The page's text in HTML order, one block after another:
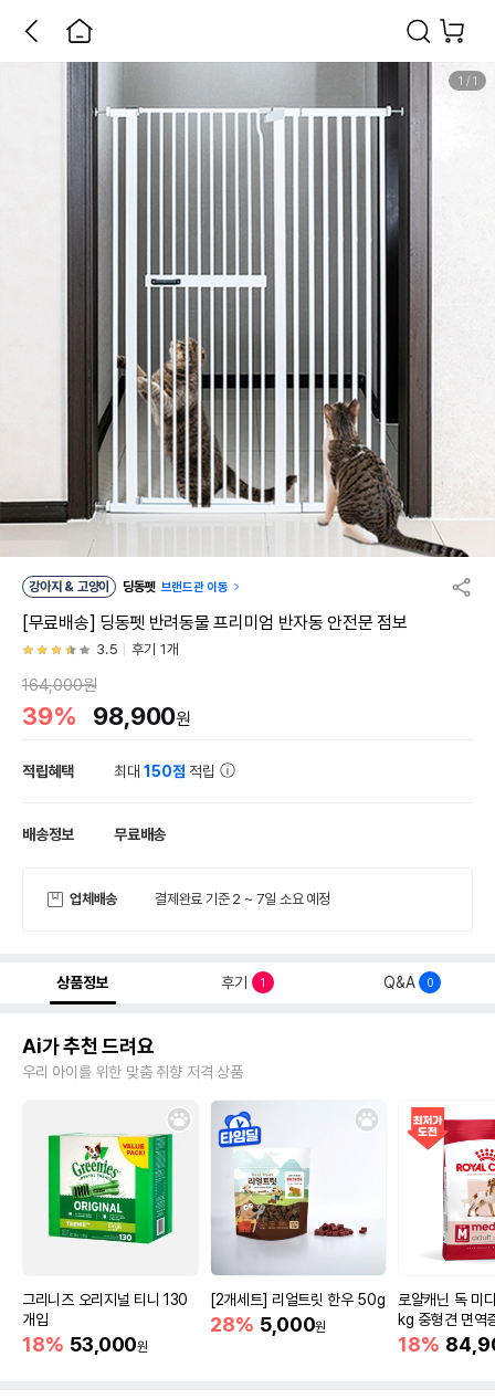
1 / 1
강아지 & 고양이 딩동펫 브랜드관 이동
[무료배송] 딩동펫 반려동물 프리미엄 반자동 안전문 점보
3.5 후기 1개
164,000원
39% 98,900원
적립혜택 최대150점 적립
배송정보 무료배송
업체배송 결제완료 기준 2 ~ 7일 소요 예정
상품정보 후기 1 Q&A 0
Ai가 추천 드려요
우리 아이를 위한 맞춤 취향 저격 상품
그리니즈 오리지널 티니 130
개입
18% 53,000원
[2개세트] 리얼트릿 한우 50g
28% 5,000원
로얄캐닌 독 미
kg 중형견 면역
18%